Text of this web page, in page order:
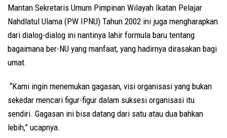
Mantan Sekretaris Umum Pimpinan Wilayah Ikatan Pelajar
Nahdlatul Ulama (PW IPNU) Tahun 2002 ini juga mengharapkan
dari dialog-dialog ini nantinya lahir formula baru tentang
bagaimana ber-NU yang manfaat, yang hadirnya dirasakan bagi
umat.
“Kami ingin menemukan gagasan, visi organisasi yang bukan
sekedar mencari figur-figur dalam suksesi organisasi itu
sendiri. Gagasan ini bisa datang dari satu atau dua bahkan
lebih,” ucapnya.